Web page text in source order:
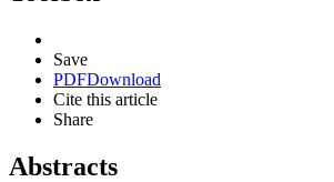
Save
PDFDownload
Cite this article
Share
Abstracts